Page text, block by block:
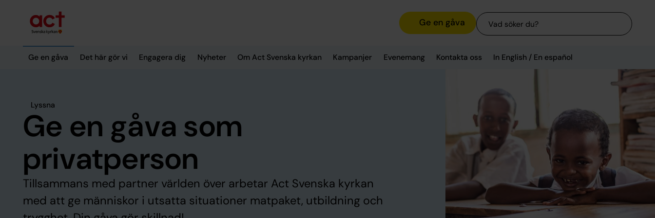
Ge en gåva
Sök
Ge en gåva Det här gör vi Engagera dig Nyheter Om Act Svenska kyrkan Kampanjer Evenemang Kontakta oss In English / En español
Lyssna
Ge en gåva som
privatperson
Tillsammans med partner världen över arbetar Act Svenska kyrkan
med att ge människor i utsatta situationer matpaket, utbildning och